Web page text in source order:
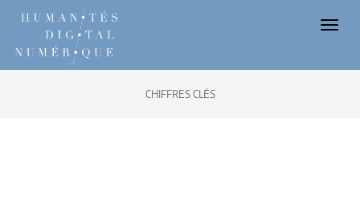
CHIFFRES CLÉS